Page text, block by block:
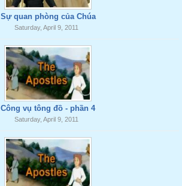
Sự quan phòng của Chúa
Saturday, April 9, 2011
Công vụ tông đồ - phần 4
Saturday, April 9, 2011